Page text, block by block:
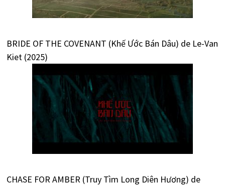
BRIDE OF THE COVENANT (Khế Ước Bán Dâu) de Le-Van
Kiet (2025)
CHASE FOR AMBER (Truy Tìm Long Diên Hương) de